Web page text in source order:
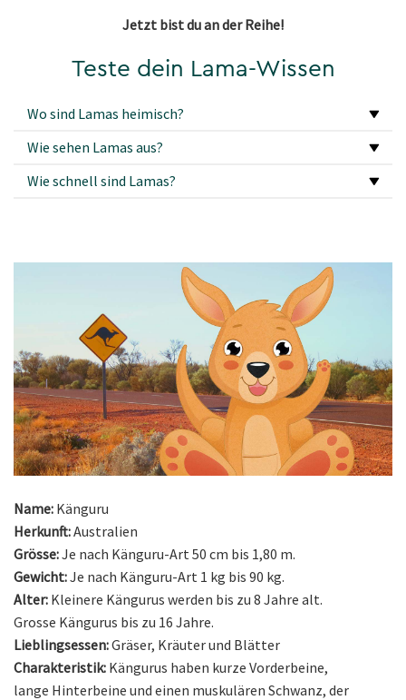
Jetzt bist du an der Reihe!
Teste dein Lama-Wissen
Wo sind Lamas heimisch?
Wie sehen Lamas aus?
Wie schnell sind Lamas?
Name: Känguru
Herkunft:Australien
Grösse:Je nach Känguru-Art 50 cm bis 1,80 m.
Gewicht:Je nach Känguru-Art 1 kg bis 90 kg.
Alter: Kleinere Kängurus werden bis zu 8 Jahre alt.
Grosse Kängurus bis zu 16 Jahre.
Lieblingsessen:Gräser, Kräuter und Blätter
Charakteristik: Kängurus haben kurze Vorderbeine,
lange Hinterbeine und einen muskulären Schwanz, der